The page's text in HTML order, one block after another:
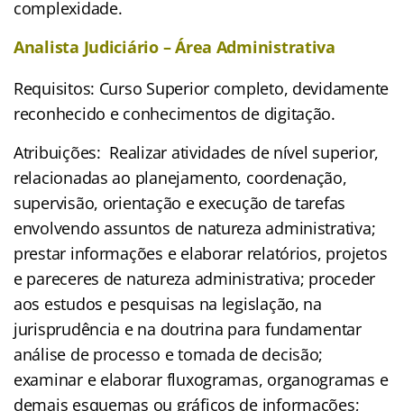
complexidade.
Analista Judiciário – Área Administrativa
Requisitos: Curso Superior completo, devidamente
reconhecido e conhecimentos de digitação.
Atribuições: Realizar atividades de nível superior,
relacionadas ao planejamento, coordenação,
supervisão, orientação e execução de tarefas
envolvendo assuntos de natureza administrativa;
prestar informações e elaborar relatórios, projetos
e pareceres de natureza administrativa; proceder
aos estudos e pesquisas na legislação, na
jurisprudência e na doutrina para fundamentar
análise de processo e tomada de decisão;
examinar e elaborar fluxogramas, organogramas e
demais esquemas ou gráficos de informações;